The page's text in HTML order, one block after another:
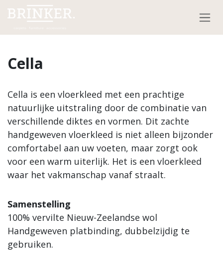
Overslaan naar inhoud
Cella
Cella is een vloerkleed met een prachtige
natuurlijke uitstraling door de combinatie van
verschillende diktes en vormen. Dit zachte
handgeweven vloerkleed is niet alleen bijzonder
comfortabel aan uw voeten, maar zorgt ook
voor een warm uiterlijk. Het is een vloerkleed
waar het vakmanschap vanaf straalt.
Samenstelling
100% vervilte Nieuw-Zeelandse wol
Handgeweven platbinding, dubbelzijdig te
gebruiken.